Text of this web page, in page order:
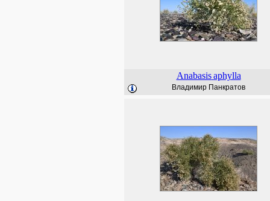
Anabasis aphylla
Владимир Панкратов